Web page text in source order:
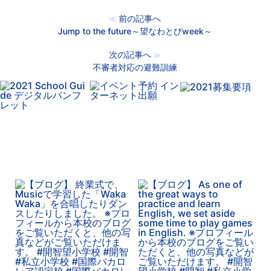
≪ 前の記事へ
Jump to the future～望なわとびweek～
次の記事へ ≫
不審者対応の避難訓練